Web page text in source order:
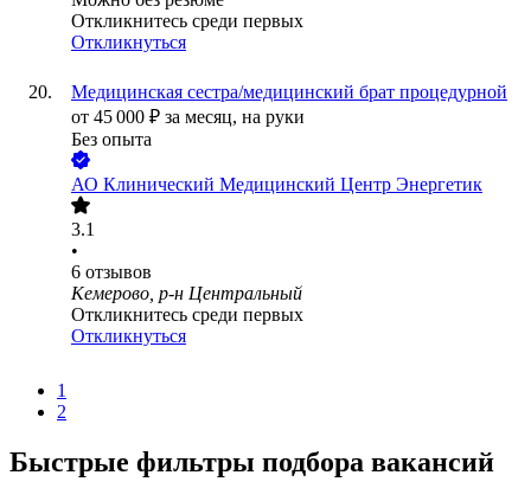
Откликнитесь среди первых
Откликнуться
Медицинская сестра/медицинский брат процедурной
от 45 000 ₽ за месяц, на руки
Без опыта
АО Клинический Медицинский Центр Энергетик
3.1
•
6 отзывов
Кемерово, р-н Центральный
Откликнитесь среди первых
Откликнуться
1
2
Быстрые фильтры подбора вакансий